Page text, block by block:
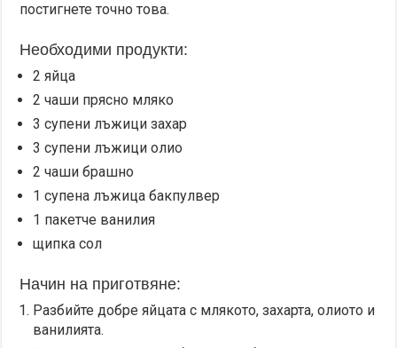
постигнете точно това.
Необходими продукти:
2 яйца
2 чаши прясно мляко
3 супени лъжици захар
3 супени лъжици олио
2 чаши брашно
1 супена лъжица бакпулвер
1 пакетче ванилия
щипка сол
Начин на приготвяне:
Разбийте добре яйцата с млякото, захарта, олиото и
ванилията.